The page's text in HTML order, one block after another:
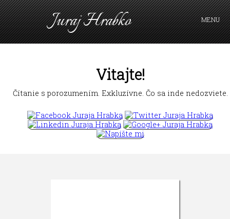
Juraj Hrabko MENU
PRIHLÁSIŤ SA
Vitajte!
Čítanie s porozumením. Exkluzívne. Čo sa inde nedozviete.